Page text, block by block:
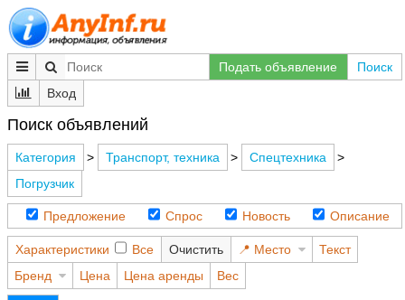
Подать объявление
Поиск
Вход
Поиск объявлений
Категория > Транспорт, техника > Спецтехника
>
Погрузчик
Предложение Спрос Новость Описание
Характеристики Все Очистить Место
Текст
Бренд
Цена Цена аренды Вес